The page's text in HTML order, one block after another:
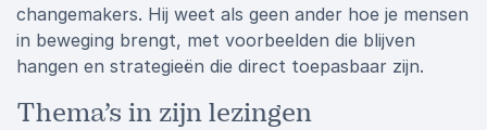
changemakers. Hij weet als geen ander hoe je mensen
in beweging brengt, met voorbeelden die blijven
hangen en strategieën die direct toepasbaar zijn.
Thema’s in zijn lezingen